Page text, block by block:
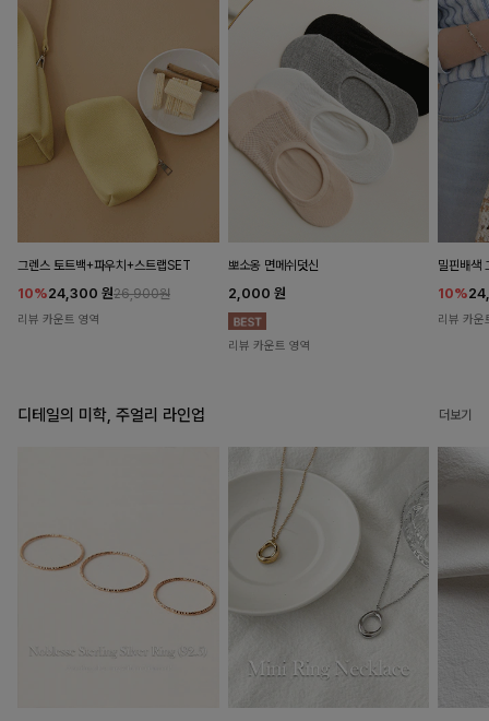
그렌스 토트백+파우치+스트랩SET
10%24,300 원26,900원
리뷰 카운트 영역
뽀소옹 면메쉬덧신
2,000 원
리뷰 카운트 영역
밀핀배색
10%
리뷰 카운
디테일의 미학, 주얼리 라인업 더보기